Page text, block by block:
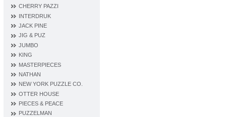
CHERRY PAZZI
INTERDRUK
JACK PINE
JIG & PUZ
JUMBO
KING
MASTERPIECES
NATHAN
NEW YORK PUZZLE CO.
OTTER HOUSE
PIECES & PEACE
PUZZELMAN